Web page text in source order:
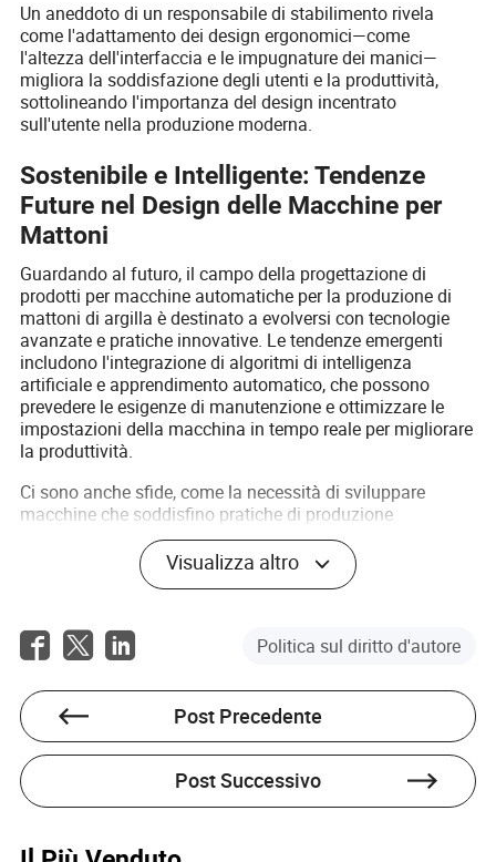
Un aneddoto di un responsabile di stabilimento rivela
come l'adattamento dei design ergonomici—come
l'altezza dell'interfaccia e le impugnature dei manici—
migliora la soddisfazione degli utenti e la produttività,
sottolineando l'importanza del design incentrato
sull'utente nella produzione moderna.
Sostenibile e Intelligente: Tendenze
Future nel Design delle Macchine per
Mattoni
Guardando al futuro, il campo della progettazione di
prodotti per macchine automatiche per la produzione di
mattoni di argilla è destinato a evolversi con tecnologie
avanzate e pratiche innovative. Le tendenze emergenti
includono l'integrazione di algoritmi di intelligenza
artificiale e apprendimento automatico, che possono
prevedere le esigenze di manutenzione e ottimizzare le
impostazioni della macchina in tempo reale per migliorare
la produttività.
Ci sono anche sfide, come la necessità di sviluppare
macchine che soddisfino pratiche di produzione
sostenibili senza aumentare i costi. Le opportunità
abbondano nell'uso di fonti di energia rinnovabile e
materiali riciclati nella fabbricazione delle macchine,
sostenibile. Mentre queste tendenze si sviluppano, attori
del settore come un "produttore ben noto" stanno
tecnologia all'avanguardia, garantendo che i loro
macchinari rimangano all'avanguardia dell'innovazione.
Conclusione
Il panorama delle macchine automatiche per la
considerazioni che spaziano dai principi di design robusti
Visualizza altro
Politica sul diritto d'autore
Post Precedente
Post Successivo